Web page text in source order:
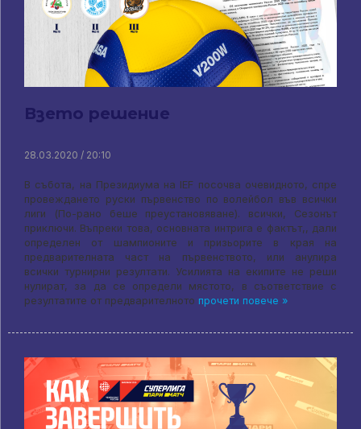
Взето решение
28.03.2020 / 20:10
В събота, на Президиума на IEF посочва очевидното, спре
провеждането руски първенство по волейбол във всички
лиги (По-рано беше преустановяване). всички, Сезонът
приключи. Въпреки това, основната интрига е фактът,, дали
определен от шампионите и призьорите в края на
предварителната част на първенството, или анулира
всички турнирни резултати. Усилията на екипите не реши
нулират, за да се определи мястото, в съответствие с
резултатите от предварителното прочети повече »